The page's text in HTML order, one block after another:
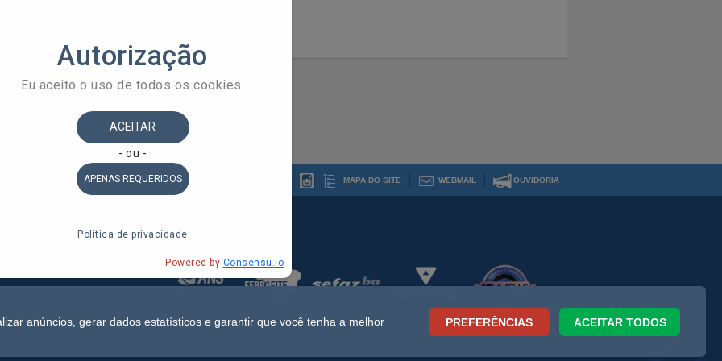
OUVIDORIA
WEBMAIL
MAPA DO SITE
Estado da Bahia
anúncios, gerar dados estatísticos e garantir que você tenha a melhor
PREFERÊNCIAS ACEITAR TODOS